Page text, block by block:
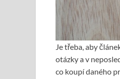
Je třeba, aby
otázky a v
co koupí daného